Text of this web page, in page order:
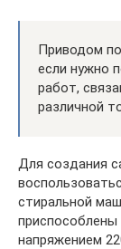
Приводом
если нужно
работ,
различной
Для создания
стиральной
приспособлены
напряжением